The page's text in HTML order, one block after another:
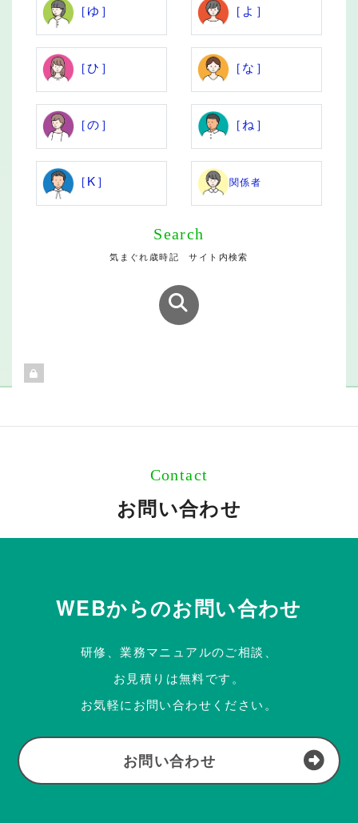
［ゆ］ ［よ］
［ひ］ ［な］
［の］ ［ね］
［K］ 関係者
Search
気まぐれ歳時記 サイト内検索
Contact
お問い合わせ
WEBからのお問い合わせ
研修、業務マニュアルのご相談、
お見積りは無料です。
お気軽にお問い合わせください。
お問い合わせ